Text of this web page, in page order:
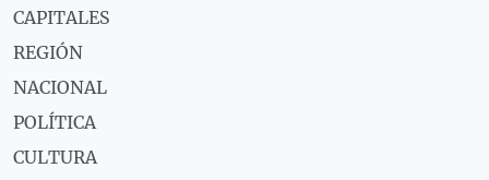
CAPITALES
REGIÓN
NACIONAL
POLÍTICA
CULTURA